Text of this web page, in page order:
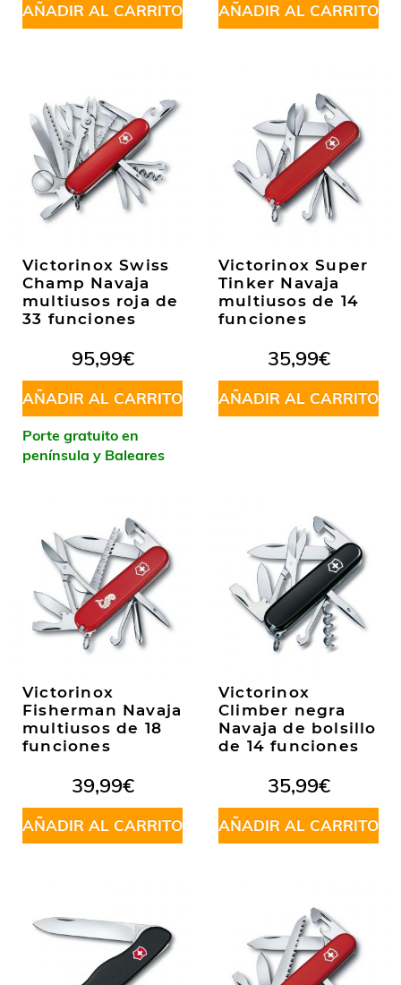
AÑADIR AL CARRITO AÑADIR AL CARRITO
Victorinox Swiss
Champ Navaja
multiusos roja de
33 funciones
95,99€
AÑADIR AL CARRITO
Porte gratuito en
península y Baleares
Victorinox Super
Tinker Navaja
multiusos de 14
funciones
35,99€
AÑADIR AL CARRITO
Victorinox
Fisherman Navaja
multiusos de 18
funciones
39,99€
AÑADIR AL CARRITO
Victorinox
Climber negra
Navaja de bolsillo
de 14 funciones
35,99€
AÑADIR AL CARRITO